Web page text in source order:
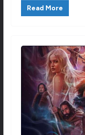
Read More